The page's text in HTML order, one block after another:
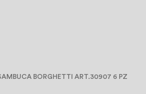
BORGHETTI ART.30907 6 PZ